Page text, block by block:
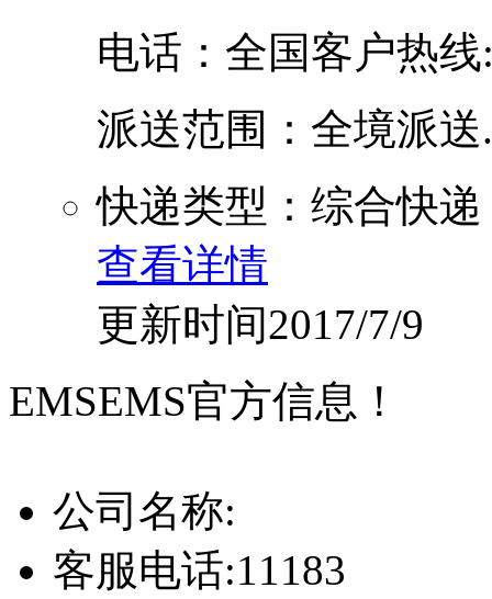
电话：全国客户热线
派送范围：全境派送
快递类型：综合快递
查看详情
更新时间2017/7/9
EMSEMS官方信息！
公司名称:
客服电话:11183